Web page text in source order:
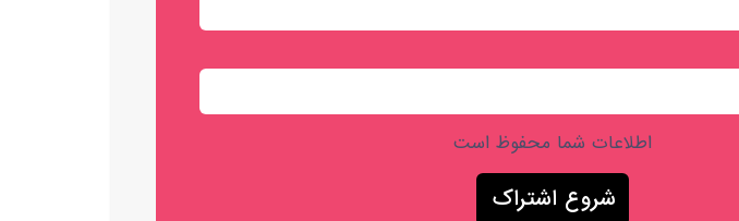
اطلاعات شما محفوظ است